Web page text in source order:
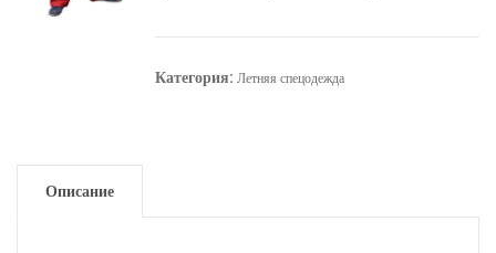
Категория:Летняя спецодежда
Описание